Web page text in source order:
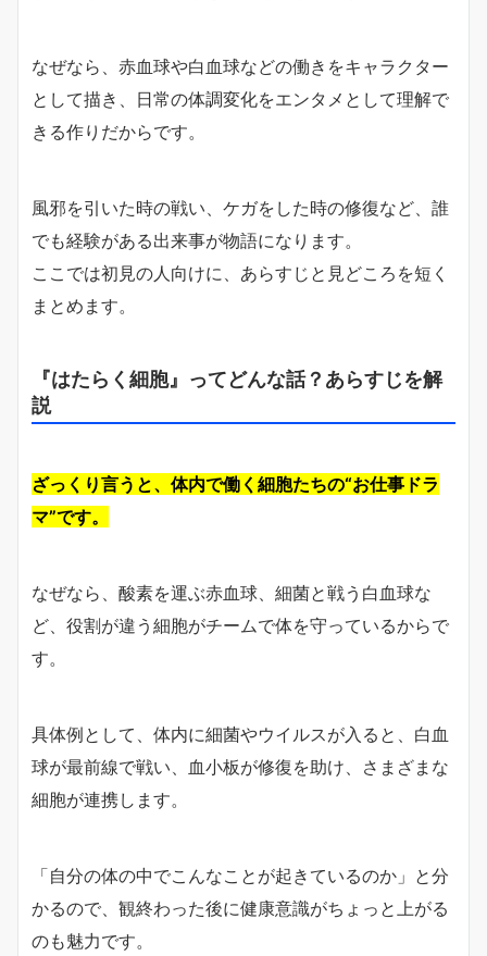
なぜなら、赤血球や白血球などの働きをキャラクター
として描き、日常の体調変化をエンタメとして理解で
きる作りだからです。
風邪を引いた時の戦い、ケガをした時の修復など、誰
でも経験がある出来事が物語になります。
ここでは初見の人向けに、あらすじと見どころを短く
まとめます。
『はたらく細胞』ってどんな話？あらすじを解
説
ざっくり言うと、体内で働く細胞たちの“お仕事ドラ
マ”です。
なぜなら、酸素を運ぶ赤血球、細菌と戦う白血球な
ど、役割が違う細胞がチームで体を守っているからで
す。
具体例として、体内に細菌やウイルスが入ると、白血
球が最前線で戦い、血小板が修復を助け、さまざまな
細胞が連携します。
「自分の体の中でこんなことが起きているのか」と分
かるので、観終わった後に健康意識がちょっと上がる
のも魅力です。